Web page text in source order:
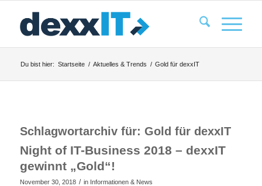
Du bist hier: Startseite / Aktuelles & Trends / Gold für dexxIT
Schlagwortarchiv für: Gold für dexxIT
Night of IT-Business 2018 – dexxIT
gewinnt „Gold“!
November 30, 2018 / in Informationen & News